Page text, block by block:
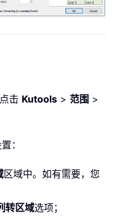
击 Kutools > 范围 >
：
区域中。如有需要，您
转区域选项；